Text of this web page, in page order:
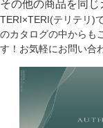
その他の商品を同
TERI×TERI(テリテリ)
のカタログの中からも
す！お気軽にお問い合